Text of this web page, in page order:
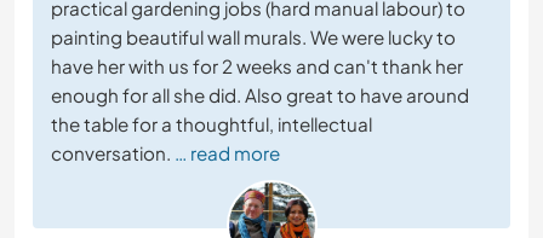
practical gardening jobs (hard manual labour) to
painting beautiful wall murals. We were lucky to
have her with us for 2 weeks and can't thank her
enough for all she did. Also great to have around
the table for a thoughtful, intellectual
conversation. … read more